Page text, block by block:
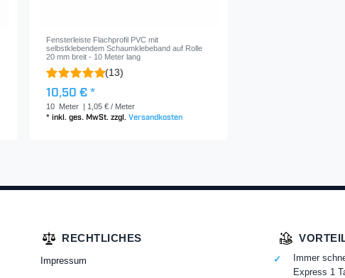
Fensterleiste Flachprofil PVC mit
selbstklebendem Schaumklebeband auf Rolle
20 mm breit - 10 Meter lang
(13)
10,50 € *
10 Meter | 1,05 € / Meter
* inkl. ges. MwSt.zzgl. Versandkosten
RECHTLICHES
Impressum
Immer
Express 1